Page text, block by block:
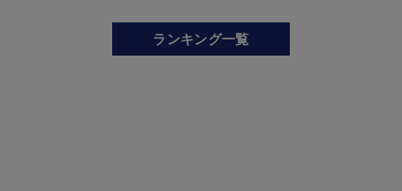
ランキング一覧